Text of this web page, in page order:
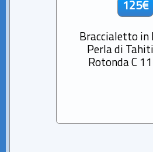
125€
Braccialetto in
Perla di
Rotonda C